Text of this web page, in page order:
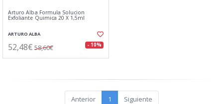
Arturo Alba Formula Solucion
Exfoliante Quimica 20 X 1,5ml
ARTURO ALBA
52,48€ 58,60€ - 10%
Anterior 1 Siguiente